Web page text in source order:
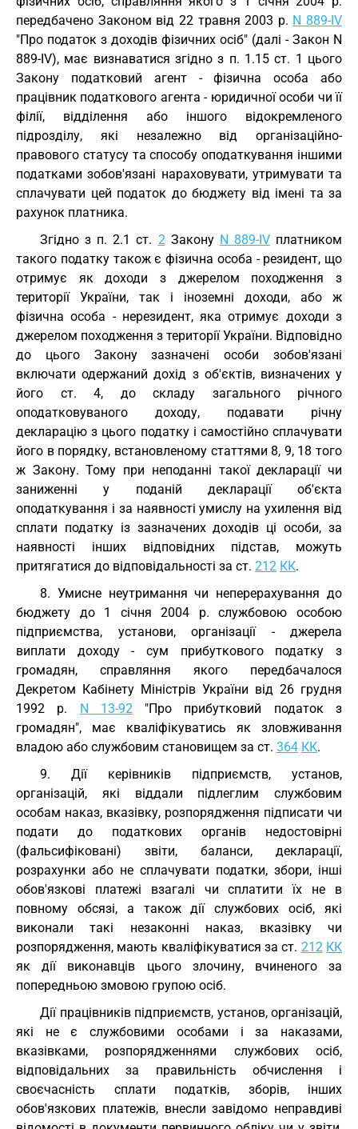
передбачено Законом від 22 травня 2003 р. N 889-IV
"Про податок з доходів фізичних осіб" (далі - Закон N
889-IV), має визнаватися згідно з п. 1.15 ст. 1 цього
Закону податковий агент - фізична особа або
працівник податкового агента - юридичної особи чи її
філії, відділення або іншого відокремленого
підрозділу, які незалежно від організаційно-
правового статусу та способу оподаткування іншими
податками зобов'язані нараховувати, утримувати та
сплачувати цей податок до бюджету від імені та за
рахунок платника.
Згідно з п. 2.1 ст. 2Закону N 889-IVплатником
такого податку також є фізична особа - резидент, що
отримує як доходи з джерелом походження з
території України, так і іноземні доходи, або ж
фізична особа - нерезидент, яка отримує доходи з
джерелом походження з території України. Відповідно
до цього Закону зазначені особи зобов'язані
включати одержаний дохід з об'єктів, визначених у
його ст. 4, до складу загального річного
оподатковуваного доходу, подавати річну
декларацію з цього податку і самостійно сплачувати
його в порядку, встановленому статтями 8, 9, 18 того
ж Закону. Тому при неподанні такої декларації чи
заниженні у поданій декларації об'єкта
оподаткування і за наявності умислу на ухилення від
сплати податку із зазначених доходів ці особи, за
наявності інших відповідних підстав, можуть
притягатися до відповідальності за ст. 212 КК.
8. Умисне неутримання чи неперерахування до
бюджету до 1 січня 2004 р. службовою особою
підприємства, установи, організації - джерела
виплати доходу - сум прибуткового податку з
громадян, справляння якого передбачалося
Декретом Кабінету Міністрів України від 26 грудня
1992 р. N 13-92"Про прибутковий податок з
громадян", має кваліфікуватись як зловживання
владою або службовим становищем за ст. 364 КК.
9. Дії керівників підприємств, установ,
організацій, які віддали підлеглим службовим
особам наказ, вказівку, розпорядження підписати чи
подати до податкових органів недостовірні
(фальсифіковані) звіти, баланси, декларації,
розрахунки або не сплачувати податки, збори, інші
обов'язкові платежі взагалі чи сплатити їх не в
повному обсязі, а також дії службових осіб, які
виконали такі незаконні наказ, вказівку чи
розпорядження, мають кваліфікуватися за ст. 212 КК
як дії виконавців цього злочину, вчиненого за
попередньою змовою групою осіб.
Дії працівників підприємств, установ, організацій,
які не є службовими особами і за наказами,
вказівками, розпорядженнями службових осіб,
відповідальних за правильність обчислення і
своєчасність сплати податків, зборів, інших
обов'язкових платежів, внесли завідомо неправдиві